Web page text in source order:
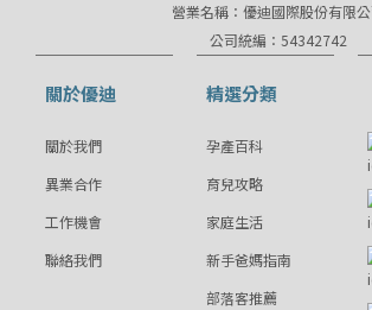
營業名稱：優迪國際股份有限
公司統編：54342742
關於優迪
關於我們
異業合作
工作機會
聯絡我們
精選分類
孕產百科
育兒攻略
家庭生活
新手爸媽指南
部落客推薦